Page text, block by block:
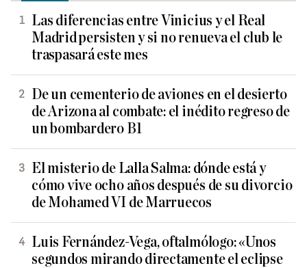
Las diferencias entre Vinicius y el Real
Madrid persisten y si no renueva el club le
traspasará este mes
De un cementerio de aviones en el desierto
de Arizona al combate: el inédito regreso de
un bombardero B1
El misterio de Lalla Salma: dónde está y
cómo vive ocho años después de su divorcio
de Mohamed VI de Marruecos
Luis Fernández-Vega, oftalmólogo: «Unos
segundos mirando directamente el eclipse